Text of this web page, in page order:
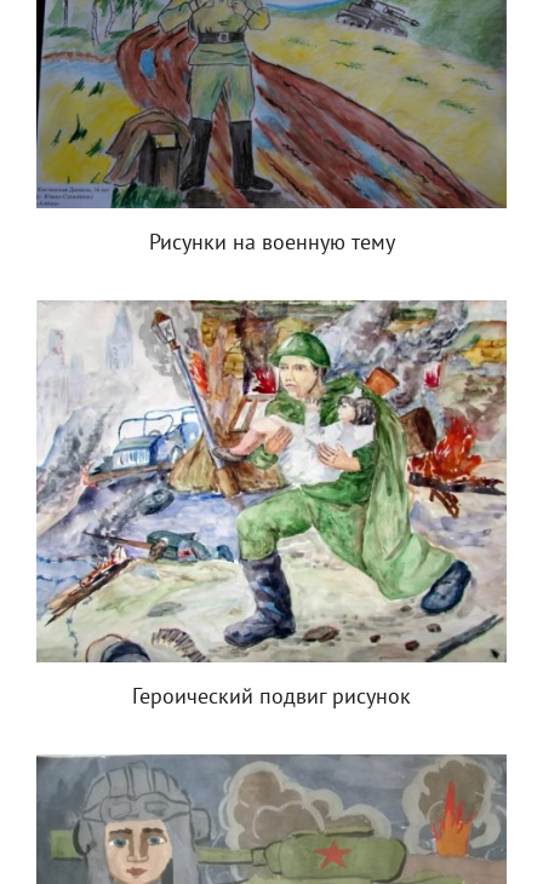
Рисунки на военную тему
Героический подвиг рисунок